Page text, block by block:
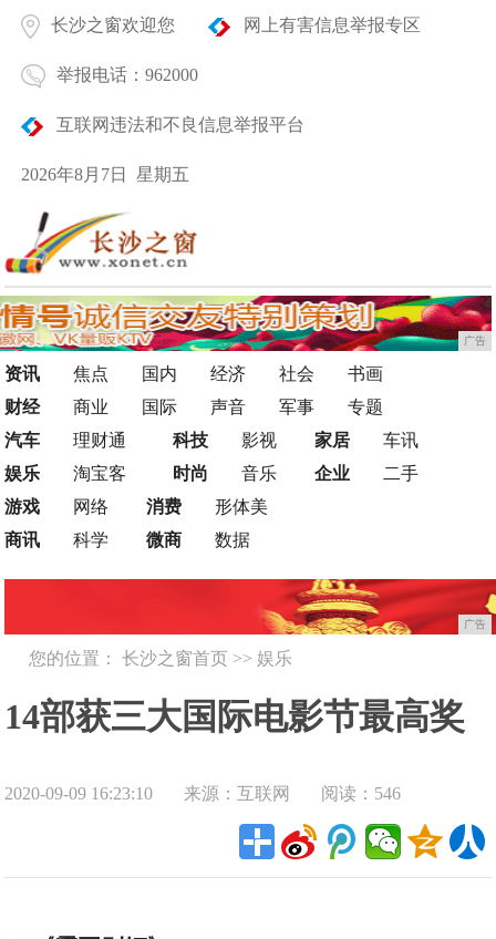
长沙之窗欢迎您 网上有害信息举报专区
举报电话：962000
互联网违法和不良信息举报平台
2026年8月7日 星期五
广告
资讯 焦点 国内 经济 社会
书画
财经
商业 国际 声音 军事
专题
汽车
理财通
娱乐
淘宝客
科技
影视
时尚
音乐
家居
车讯
企业
二手
游戏
网络
商讯
科学
消费
形体美
微商
数据
广告
您的位置：长沙之窗首页 >>娱乐
14部获三大国际电影节最高奖
的华人影片，李安艺谋凯歌各
2020-09-09 16:23:10 来源：互联网 阅读：546